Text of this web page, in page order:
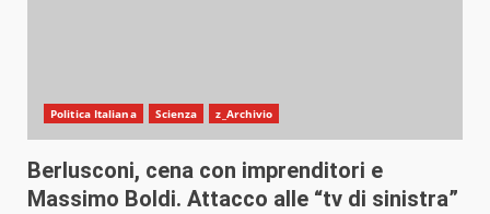
Politica Italiana Scienza z_Archivio
Berlusconi, cena con imprenditori e
Massimo Boldi. Attacco alle “tv di sinistra”